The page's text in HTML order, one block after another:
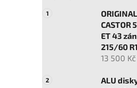
CASTOR
ET 43
215/60
13 500 Kč
ALU